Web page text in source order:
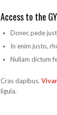
Access to the
Donec pede
In enim justo,
Nullam dictum
Cras dapibus.
ligula.